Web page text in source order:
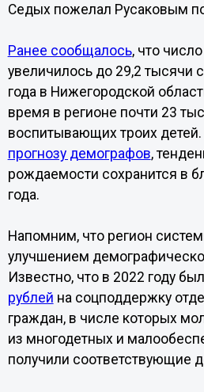
Седых пожелал Русаковым
Ранее сообщалось, что
увеличилось до 29,2 тысячи
года в Нижегородской
время в регионе почти 23
воспитывающих троих
прогнозу демографов,
рождаемости сохранится в
года.
Напомним, что регион
улучшением
Известно, что в 2022 году
рублей на соцподдержку
граждан, в числе которых
из многодетных и
получили соответствующие